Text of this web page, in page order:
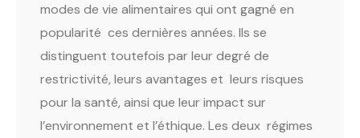
modes de vie alimentaires qui ont gagné en
popularité ces dernières années. Ils se
distinguent toutefois par leur degré de
restrictivité, leurs avantages et leurs risques
pour la santé, ainsi que leur impact sur
l’environnement et l’éthique. Les deux régimes